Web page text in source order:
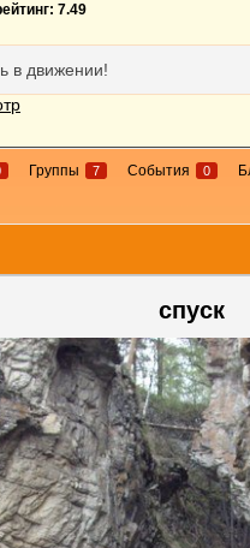
7.49
в движении!
Группы 7 События 0
спуск